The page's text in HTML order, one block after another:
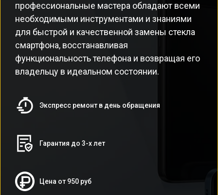
профессиональные мастера обладают всеми
необходимыми инструментами и знаниями
для быстрой и качественной замены стекла
смартфона, восстанавливая
функциональность телефона и возвращая его
владельцу в идеальном состоянии.
Экспресс ремонт в день обращения
Гарантия до 3-х лет
Цена от 950 руб